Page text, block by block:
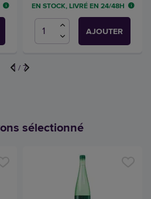
EN STOCK, LIVRÉ EN 24/48H
AJOUTER
1 / 7
sélectionné